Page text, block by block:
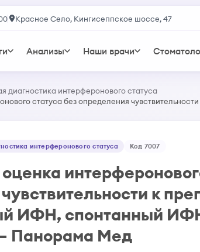
Красное Село, Кингисеппское шоссе, 47
Анализы Наши врачи
диагностика интерферонового статуса
статуса без определения
интерферонового статуса Код 7007
к
ИФН, спонтанный
Панорама Мед